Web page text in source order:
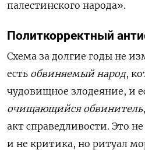
палестинского народа».
Политкорректный
Схема за долгие годы не
есть обвиняемый народ,
чудовищное злодеяние, и
очищающийся обвинитель
акт справедливости. Это
и не критика, но ритуал